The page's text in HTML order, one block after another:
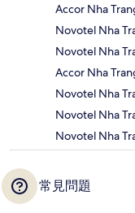
Accor Nha
Novotel Nha
Novotel Nha
Accor Nha
Novotel Nha
Novotel Nha
Novotel Nha
常見問題